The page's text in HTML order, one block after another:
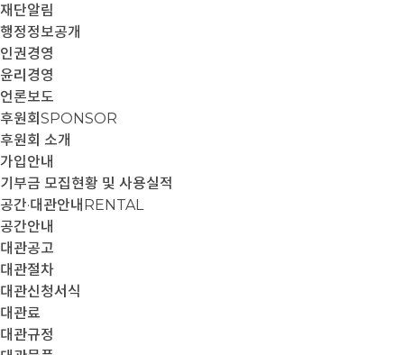
재단알림
행정정보공개
인권경영
윤리경영
언론보도
후원회 SPONSOR
후원회 소개
가입안내
기부금 모집현황 및 사용실적
공간·대관안내 RENTAL
공간안내
대관공고
대관절차
대관신청서식
대관료
대관규정